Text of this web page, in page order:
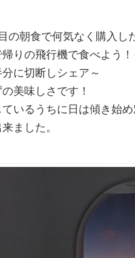
の朝食で何気なく購入し
りの飛行機で食べよう
に切断しシェア～
美味しさです！
いるうちに日は傾き始
ました。